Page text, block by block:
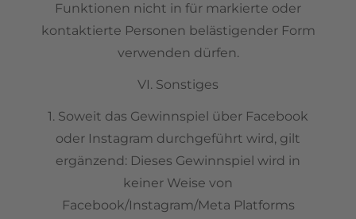
Funktionen nicht in für markierte oder
kontaktierte Personen belästigender Form
verwenden dürfen.
VI. Sonstiges
1. Soweit das Gewinnspiel über Facebook
oder Instagram durchgeführt wird, gilt
ergänzend: Dieses Gewinnspiel wird in
keiner Weise von
Facebook/Instagram/Meta Platforms